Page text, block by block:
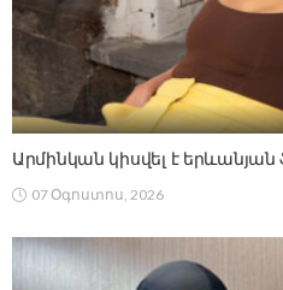
Արմինկան կիսվել է
07 Օգոստոս, 2026